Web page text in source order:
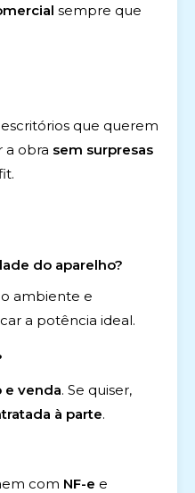
sempre que
que querem
a obra sem surpresas
do aparelho?
ambiente e
a potência ideal.
e venda. Se quiser,
à parte.
com NF-e e